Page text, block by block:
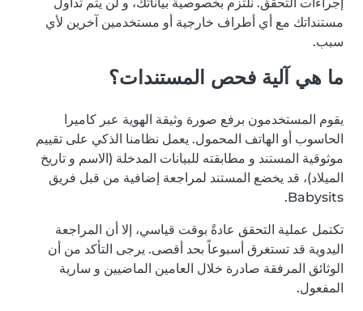
مستنداتك مع أي أطراف خارجية أو مستخدمين آخرين لأي
سبب.
ما هي آلية فحص المستندات؟
يقوم المستخدمون برفع صورة وثيقة الهوية عبر كاميرا
الحاسوب أو الهاتف المحمول. يعمل نظامنا الذكي على تقييم
موثوقية المستند و مطابقته للبيانات المدخلة (الاسم و تاريخ
الميلاد)، قد يخضع المستند لمراجعة إضافية من قبل فريق
Babysits.
تكتمل عملية التحقق عادةً بوقت قياسي، إلا أن المراجعة
اليدوية قد تستغرق أسبوعاً بحد أقصى. يرجى التأكد من أن
الوثائق المرفقة صادرة خلال العامين الماضيين و سارية
المفعول.